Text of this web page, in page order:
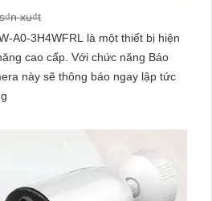
xu₫t
A0-3H4WFRL là một thiết bị hiện
chức năng Báo
này sẽ thông báo ngay lập tức